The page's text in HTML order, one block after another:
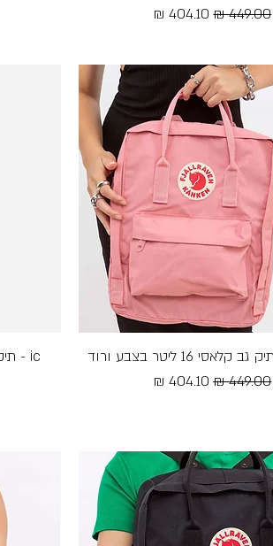
מחיר רגיל‏449.00 ‏₪ מחיר מבצע
תצוגה מהירה
מחיר רגיל‏449.00 ‏₪ מחיר מבצע